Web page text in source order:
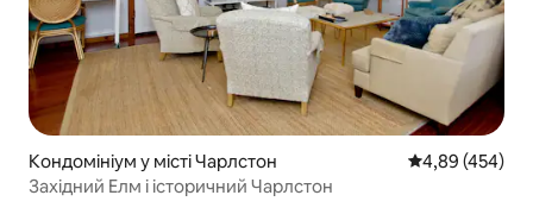
Кондомініум у місті Чарлстон Середня
4,89 (454)
Західний Елм і історичний Чарлстон